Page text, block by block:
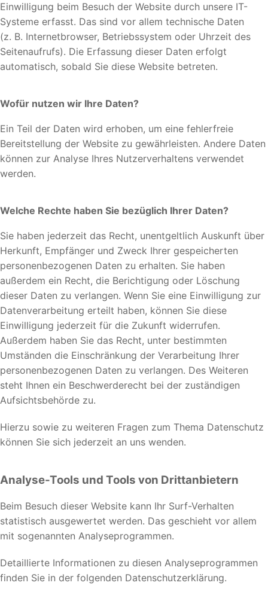
Einwilligung beim Besuch der Website durch unsere IT-
Systeme erfasst. Das sind vor allem technische Daten
(z. B. Internetbrowser, Betriebssystem oder Uhrzeit des
Seitenaufrufs). Die Erfassung dieser Daten erfolgt
automatisch, sobald Sie diese Website betreten.
Wofür nutzen wir Ihre Daten?
Ein Teil der Daten wird erhoben, um eine fehlerfreie
Bereitstellung der Website zu gewährleisten. Andere Daten
können zur Analyse Ihres Nutzerverhaltens verwendet
werden.
Welche Rechte haben Sie bezüglich Ihrer Daten?
Sie haben jederzeit das Recht, unentgeltlich Auskunft über
Herkunft, Empfänger und Zweck Ihrer gespeicherten
personenbezogenen Daten zu erhalten. Sie haben
außerdem ein Recht, die Berichtigung oder Löschung
dieser Daten zu verlangen. Wenn Sie eine Einwilligung zur
Datenverarbeitung erteilt haben, können Sie diese
Einwilligung jederzeit für die Zukunft widerrufen.
Außerdem haben Sie das Recht, unter bestimmten
Umständen die Einschränkung der Verarbeitung Ihrer
personenbezogenen Daten zu verlangen. Des Weiteren
steht Ihnen ein Beschwerderecht bei der zuständigen
Aufsichtsbehörde zu.
Hierzu sowie zu weiteren Fragen zum Thema Datenschutz
können Sie sich jederzeit an uns wenden.
Analyse-Tools und Tools von Dritt­anbietern
Beim Besuch dieser Website kann Ihr Surf-Verhalten
statistisch ausgewertet werden. Das geschieht vor allem
mit sogenannten Analyseprogrammen.
Detaillierte Informationen zu diesen Analyseprogrammen
finden Sie in der folgenden Datenschutzerklärung.